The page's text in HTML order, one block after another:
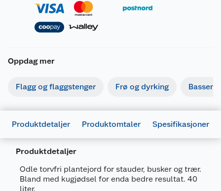
Oppdag mer
Flagg og flaggstenger Frø og dyrking Basseng
Produktdetaljer Produktomtaler Spesifikasjoner
Produktdetaljer
Odle torvfri plantejord for stauder, busker og trær.
Bland med kugjødsel for enda bedre resultat. 40
liter.